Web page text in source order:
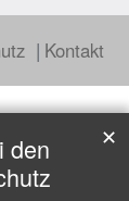
Kontakt
den
✕